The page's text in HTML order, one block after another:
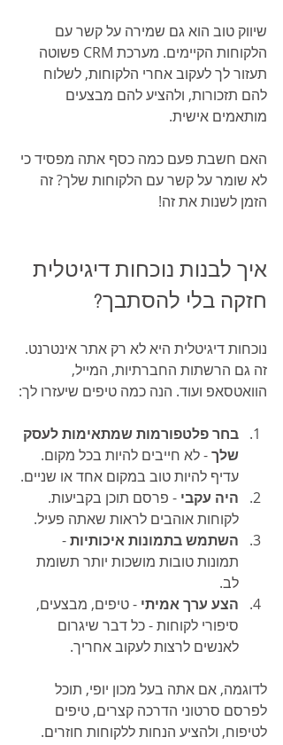
שיווק טוב הוא גם שמירה על קשר עם
הלקוחות הקיימים. מערכת CRM פשוטה
תעזור לך לעקוב אחרי הלקוחות, לשלוח
להם תזכורות, ולהציע להם מבצעים
מותאמים אישית.
האם חשבת פעם כמה כסף אתה מפסיד כי
לא שומר על קשר עם הלקוחות שלך? זה
הזמן לשנות את זה!
איך לבנות נוכחות דיגיטלית
חזקה בלי להסתבך?
נוכחות דיגיטלית היא לא רק אתר אינטרנט.
זה גם הרשתות החברתיות, המייל,
הוואטסאפ ועוד. הנה כמה טיפים שיעזרו לך:
בחר פלטפורמות שמתאימות לעסק
שלך - לא חייבים להיות בכל מקום.
עדיף להיות טוב במקום אחד או שניים.
היה עקבי - פרסם תוכן בקביעות.
לקוחות אוהבים לראות שאתה פעיל.
השתמש בתמונות איכותיות -
תמונות טובות מושכות יותר תשומת
לב.
הצע ערך אמיתי - טיפים, מבצעים,
סיפורי לקוחות - כל דבר שיגרום
לאנשים לרצות לעקוב אחריך.
לדוגמה, אם אתה בעל מכון יופי, תוכל
לפרסם סרטוני הדרכה קצרים, טיפים
לטיפוח, ולהציע הנחות ללקוחות חוזרים.